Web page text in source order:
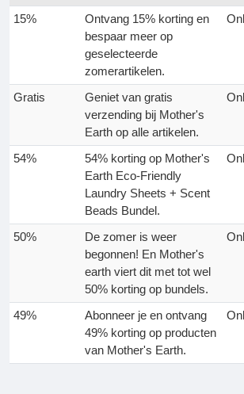
15%
Ontvang 15% korting en
bespaar meer op
geselecteerde
zomerartikelen.
Gratis
Geniet van gratis
verzending bij Mother's
Earth op alle artikelen.
54%
54% korting op Mother's
Earth Eco-Friendly
Laundry Sheets + Scent
Beads Bundel.
50%
De zomer is weer
begonnen! En Mother's
earth viert dit met tot wel
50% korting op bundels.
49%
Abonneer je en ontvang
49% korting op producten
van Mother's Earth.